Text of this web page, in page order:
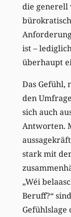
die generell
ist –
überhaupt
Das Gefühl,
den
sich auch
Antworten.
stark mit
„Wéi
Beruff?“